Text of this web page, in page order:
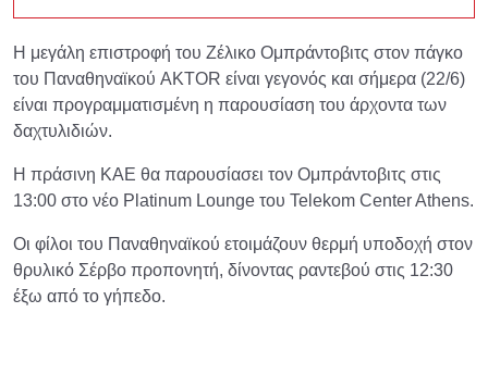
Η μεγάλη επιστροφή του Ζέλικο Ομπράντοβιτς στον πάγκο
του Παναθηναϊκού AKTOR είναι γεγονός και σήμερα (22/6)
είναι προγραμματισμένη η παρουσίαση του άρχοντα των
δαχτυλιδιών.
Η πράσινη ΚΑΕ θα παρουσίασει τον Ομπράντοβιτς στις
13:00 στο νέο Platinum Lounge του Telekom Center Athens.
Οι φίλοι του Παναθηναϊκού ετοιμάζουν θερμή υποδοχή στον
θρυλικό Σέρβο προπονητή, δίνοντας ραντεβού στις 12:30
έξω από το γήπεδο.